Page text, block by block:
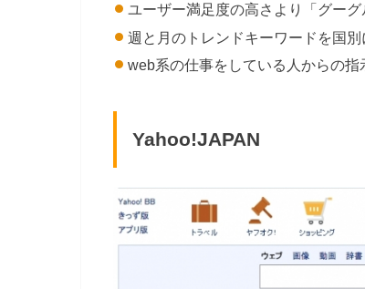
ユーザー満足度の高さより「グー
週と月のトレンドキーワードを国
web系の仕事をしている人からの指
Yahoo!JAPAN